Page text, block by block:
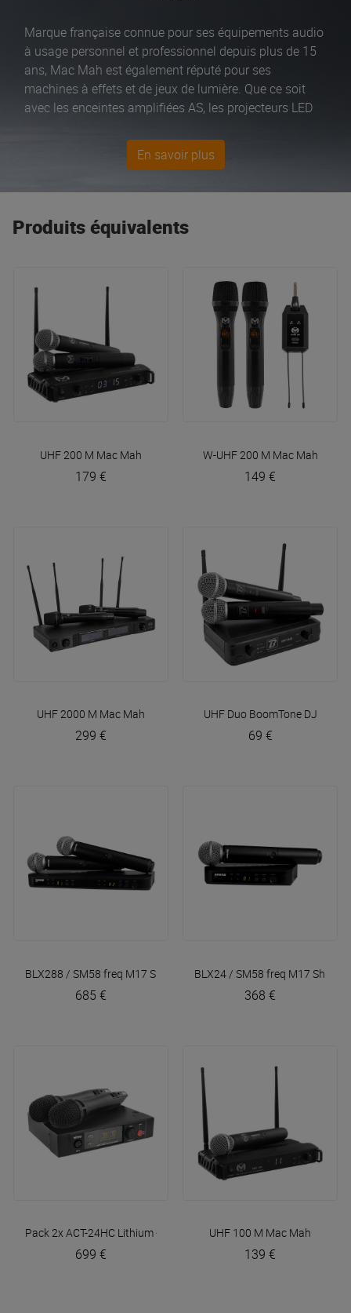
Marque française connue pour ses équipements audio
à usage personnel et professionnel depuis plus de 15
ans, Mac Mah est également réputé pour ses
machines à effets et de jeux de lumière. Que ce soit
avec les enceintes amplifiées AS, les projecteurs LED
avec un petit budget. Mac Mah propose également des
lecteurs multi sources et barres d’animation d’un
En savoir plus
Produits équivalents
UHF 200 M Mac Mah
179 €
W-UHF 200 M Mac Mah
149 €
UHF 2000 M Mac Mah
299 €
UHF Duo BoomTone DJ
69 €
BLX288 / SM58 freq M17 Shure
685 €
BLX24 / SM58 freq M17 Shure
368 €
Pack 2x ACT-24HC Lithium + ACT-2402Mipro
699 €
UHF 100 M Mac Mah
139 €